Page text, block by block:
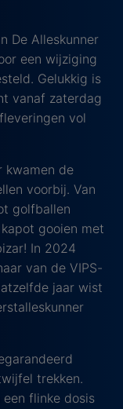
De Alleskunner
een wijziging
Gelukkig is
vanaf zaterdag
vol
kwamen de
voorbij. Van
golfballen
gooien met
In 2024
van de VIPS-
jaar wist
trekken.
flinke dosis